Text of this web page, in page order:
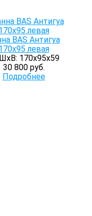
BAS Антигуа
левая
170х95х59
30 800 руб.
Подробнее